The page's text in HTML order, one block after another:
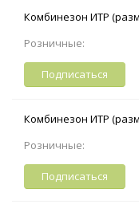
Комбинезон ИТР
Розничные:
Подписаться
Комбинезон ИТР
Розничные:
Подписаться